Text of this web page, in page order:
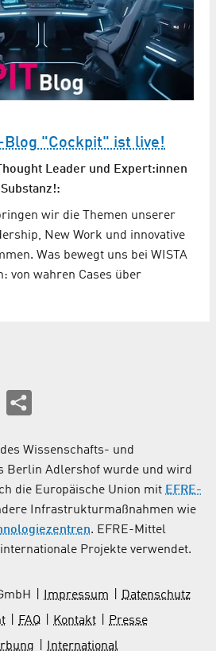
Blog "Cockpit" ist live!
Leader und Expert:innen
wir die Themen unserer
New Work und innovative
Was bewegt uns bei WISTA
von wahren Cases über
Wissenschafts- und
Berlin Adlershof wurde und wird
die Europäische Union mit EFRE-
Infrastrukturmaßnahmen wie
. EFRE-Mittel
Projekte verwendet.
Impressum
Datenschutz
FAQ Kontakt
Presse
International